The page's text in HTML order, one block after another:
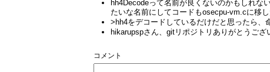
hh4Decodeって名前が良くないのかもしれ
たいな名前にしてコードもosecpu-vm.cに移
>hh4をデコードしているだけだと思ったら
hikarupspさん、gitリポジトリありがとうご
コメント